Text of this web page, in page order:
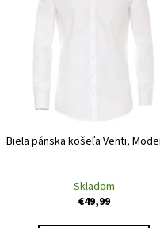
Biela pánska košeľa Venti,
Skladom
€49,99